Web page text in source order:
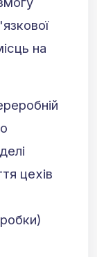
на
цехів